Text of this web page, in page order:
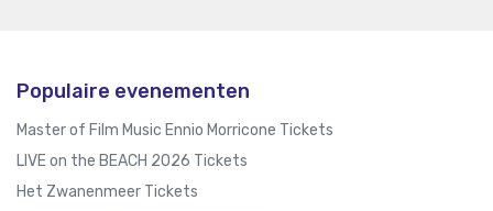
Populaire evenementen
Master of Film Music Ennio Morricone Tickets
LIVE on the BEACH 2026 Tickets
Het Zwanenmeer Tickets